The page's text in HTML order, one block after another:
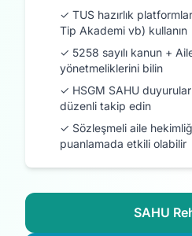
✓ TUS hazırlık
Tip Akademi vb) kullanın
✓ 5258 sayılı kanun +
yönetmeliklerini bilin
✓ HSGM SAHU
düzenli takip edin
✓ Sözleşmeli aile
puanlamada etkili olabilir
SAHU